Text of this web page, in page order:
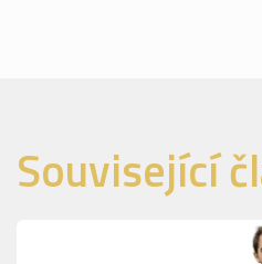
Související